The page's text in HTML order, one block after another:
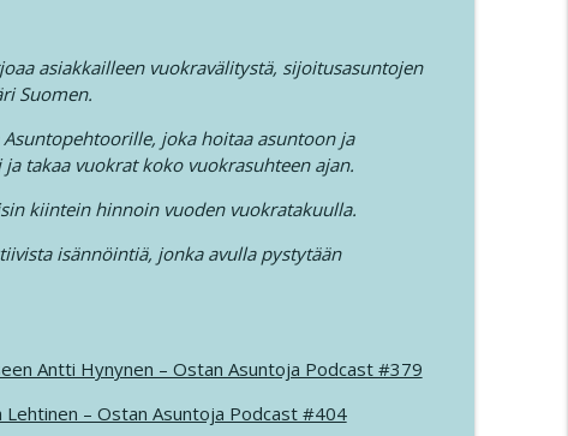
asiakkailleen vuokravälitystä, sijoitusasuntojen
Suomen.
joka hoitaa asuntoon ja
takaa vuokrat koko vuokrasuhteen ajan.
kiintein hinnoin vuoden vuokratakuulla.
isännöintiä, jonka avulla pystytään
Antti Hynynen – Ostan Asuntoja Podcast #379
– Ostan Asuntoja Podcast #404